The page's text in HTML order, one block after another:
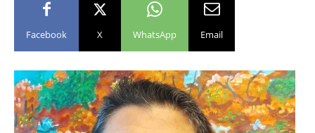
Facebook X WhatsApp Email